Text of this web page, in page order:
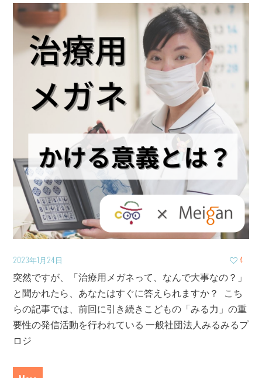
2023年1月24日 4
突然ですが、「治療用メガネって、なんで大事なの？」
と聞かれたら、あなたはすぐに答えられますか？ こち
らの記事では、前回に引き続きこどもの「みる力」の重
要性の発信活動を行われている 一般社団法人みるみるプ
ロジ